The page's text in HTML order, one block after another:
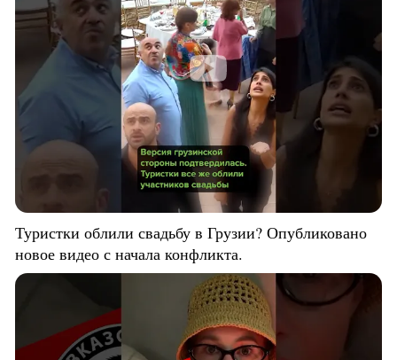
Туристки облили свадьбу в Грузии? Опубликовано
новое видео с начала конфликта.